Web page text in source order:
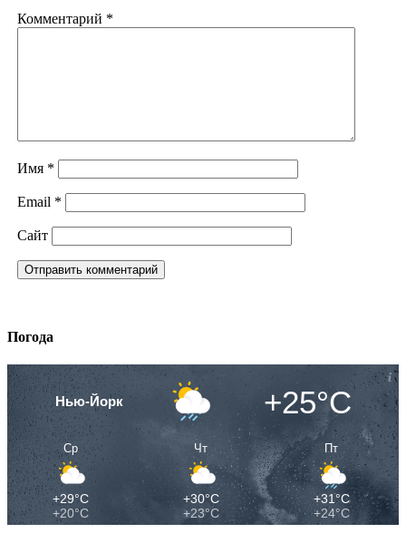
Комментарий *
Имя *
Email *
Сайт
Погода
Нью-Йорк +25°C
Ср
+29°C
+20°C
Чт
+30°C
+23°C
Пт
+31°C
+24°C